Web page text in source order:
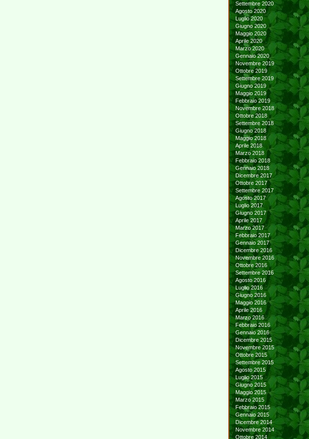
Settembre 2020
Agosto 2020
Luglio 2020
Giugno 2020
Maggio 2020
Aprile 2020
Marzo 2020
Gennaio 2020
Novembre 2019
Ottobre 2019
Settembre 2019
Giugno 2019
Maggio 2019
Febbraio 2019
Novembre 2018
Ottobre 2018
Settembre 2018
Giugno 2018
Maggio 2018
Aprile 2018
Marzo 2018
Febbraio 2018
Gennaio 2018
Dicembre 2017
Ottobre 2017
Settembre 2017
Agosto 2017
Luglio 2017
Giugno 2017
Aprile 2017
Marzo 2017
Febbraio 2017
Gennaio 2017
Dicembre 2016
Novembre 2016
Ottobre 2016
Settembre 2016
Agosto 2016
Luglio 2016
Giugno 2016
Maggio 2016
Aprile 2016
Marzo 2016
Febbraio 2016
Gennaio 2016
Dicembre 2015
Novembre 2015
Ottobre 2015
Settembre 2015
Agosto 2015
Luglio 2015
Giugno 2015
Maggio 2015
Marzo 2015
Febbraio 2015
Gennaio 2015
Dicembre 2014
Novembre 2014
Ottobre 2014